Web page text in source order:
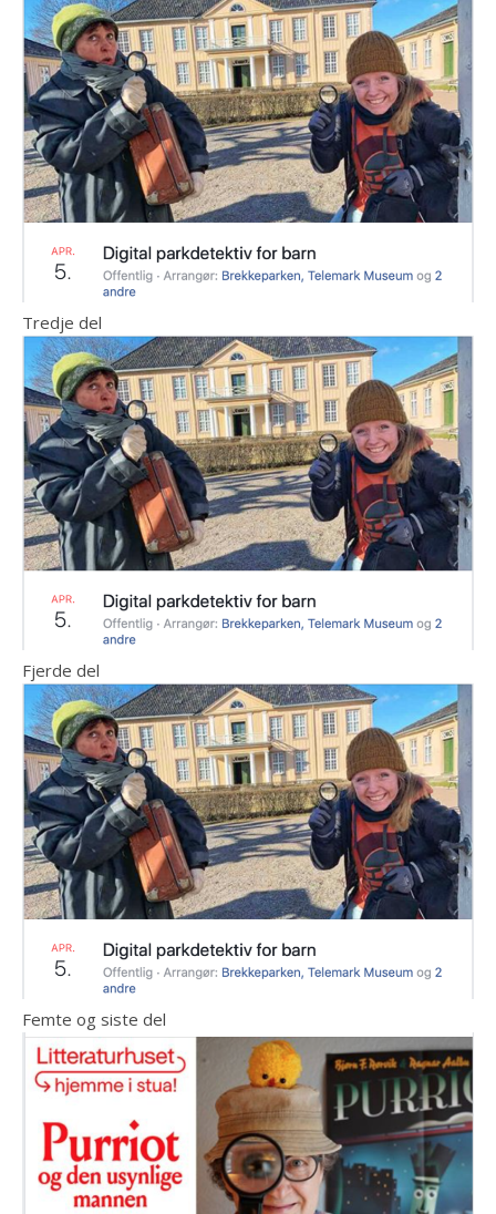
Tredje del
Fjerde del
Femte og siste del